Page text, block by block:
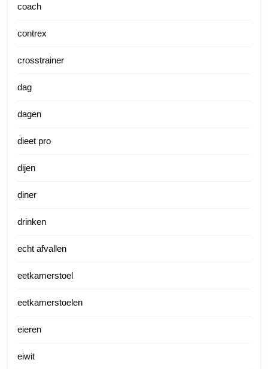
coach
contrex
crosstrainer
dag
dagen
dieet pro
dijen
diner
drinken
echt afvallen
eetkamerstoel
eetkamerstoelen
eieren
eiwit